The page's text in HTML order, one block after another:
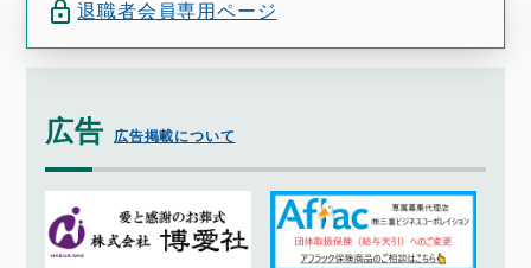
退職者会員専用ページ
広告 広告掲載について